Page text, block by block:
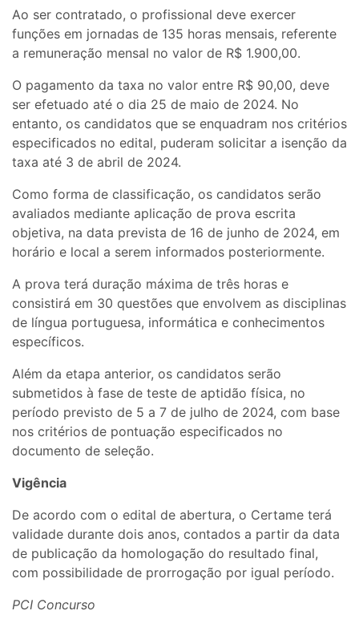
Ao ser contratado, o profissional deve exercer
funções em jornadas de 135 horas mensais, referente
a remuneração mensal no valor de R$ 1.900,00.
O pagamento da taxa no valor entre R$ 90,00, deve
ser efetuado até o dia 25 de maio de 2024. No
entanto, os candidatos que se enquadram nos critérios
especificados no edital, puderam solicitar a isenção da
taxa até 3 de abril de 2024.
Como forma de classificação, os candidatos serão
avaliados mediante aplicação de prova escrita
objetiva, na data prevista de 16 de junho de 2024, em
horário e local a serem informados posteriormente.
A prova terá duração máxima de três horas e
consistirá em 30 questões que envolvem as disciplinas
de língua portuguesa, informática e conhecimentos
específicos.
Além da etapa anterior, os candidatos serão
submetidos à fase de teste de aptidão física, no
período previsto de 5 a 7 de julho de 2024, com base
nos critérios de pontuação especificados no
documento de seleção.
Vigência
De acordo com o edital de abertura, o Certame terá
validade durante dois anos, contados a partir da data
de publicação da homologação do resultado final,
com possibilidade de prorrogação por igual período.
PCI Concurso